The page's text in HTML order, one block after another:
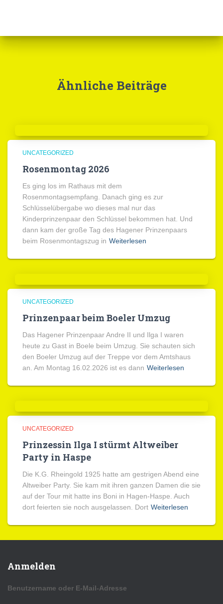
Ähnliche Beiträge
UNCATEGORIZED
Rosenmontag 2026
Es ging los im Rathaus mit dem
Rosenmontagsempfang. Danach ging es zur
Schlüsselübergabe wo dieses mal nur das
Kinderprinzenpaar den Schlüssel bekommen hat. Und
dann kam der große Tag des Hagener Prinzenpaars
beim Rosenmontagszug in Weiterlesen
UNCATEGORIZED
Prinzenpaar beim Boeler Umzug
Das Hagener Prinzenpaar Andre II und Ilga I waren
heute zu Gast in Boele beim Umzug. Sie schauten sich
den Boeler Umzug auf der Treppe vor dem Amtshaus
an. Am Montag 16.02.2026 ist es dann Weiterlesen
UNCATEGORIZED
Prinzessin Ilga I stürmt Altweiber
Party in Haspe
Die K.G. Rheingold 1925 hatte am gestrigen Abend eine
Altweiber Party. Sie kam mit ihren ganzen Damen die sie
auf der Tour mit hatte ins Boni in Hagen-Haspe. Auch
dort feierten sie noch ausgelassen. Dort Weiterlesen
Anmelden
Benutzername oder E-Mail-Adresse